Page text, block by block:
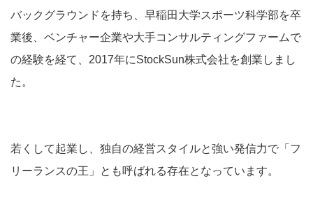
バックグラウンドを持ち、早稲田大学スポーツ科学部を卒
業後、ベンチャー企業や大手コンサルティングファームで
の経験を経て、2017年にStockSun株式会社を創業しまし
た。
若くして起業し、独自の経営スタイルと強い発信力で「フ
リーランスの王」とも呼ばれる存在となっています。